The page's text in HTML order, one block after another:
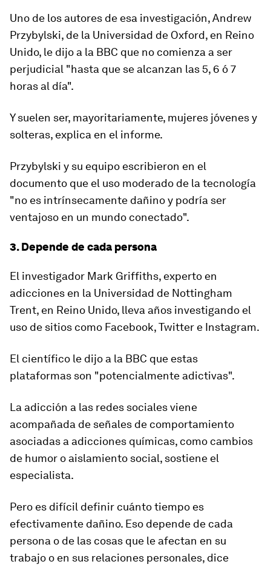
Uno de los autores de esa investigación, Andrew
Przybylski, de la Universidad de Oxford, en Reino
Unido, le dijo a la BBC que no comienza a ser
perjudicial "hasta que se alcanzan las 5, 6 ó 7
horas al día".
Y suelen ser, mayoritariamente, mujeres jóvenes y
solteras, explica en el informe.
Przybylski y su equipo escribieron en el
documento que el uso moderado de la tecnología
"no es intrínsecamente dañino y podría ser
ventajoso en un mundo conectado".
3. Depende de cada persona
El investigador Mark Griffiths, experto en
adicciones en la Universidad de Nottingham
Trent, en Reino Unido, lleva años investigando el
uso de sitios como Facebook, Twitter e Instagram.
El científico le dijo a la BBC que estas
plataformas son "potencialmente adictivas".
La adicción a las redes sociales viene
acompañada de señales de comportamiento
asociadas a adicciones químicas, como cambios
de humor o aislamiento social, sostiene el
especialista.
Pero es difícil definir cuánto tiempo es
efectivamente dañino. Eso depende de cada
persona o de las cosas que le afectan en su
trabajo o en sus relaciones personales, dice